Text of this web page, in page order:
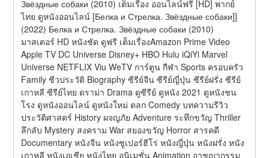
Звёздные собаки (2010) เต็มเรื่อง ออนไลน์ฟรี [HD] พากย์
ไทย ดูหนังออนไลน์ [Белка и Стрелка. Звёздные собаки]]
(2022) Белка и Стрелка. Звёздные собаки (2010)
มาสเตอร์ HD หนังชัด ดูฟรี เต็มเรื่องAmazon Prime Video
Apple TV DC Universe Disney+ HBO Hulu iQiYi Marvel
Universe NETFLIX Viu WeTV การ์ตูน กีฬา Sports ครอบครัว
Family ชีวประวัติ Biography ซีรีย์จีน ซีรีย์ญี่ปุ่น ซีรีย์ฝรั่ง ซีรีย์
เกาหลี ซีรีย์ไทย ดราม่า Drama ดูซีรีย์ ดูหนัง 2021 ดูหนังชน
โรง ดูหนังออนไลน์ ดูหนังใหม่ ตลก Comedy บทความรีวิว
ประวัติศาสตร์ History ผจญภัย Adventure ระทึกขวัญ Thriller
ลึกลับ Mystery สงคราม War สยองขวัญ Horror สารคดี
Documentary หนังจีน หนังซูเปอร์ฮีโร่ หนังญี่ปุ่น หนังฝรั่ง หนัง
เกาหลี หนังเอเชีย หนังไทย อนิเมชั่น Animation อาชญากรรม